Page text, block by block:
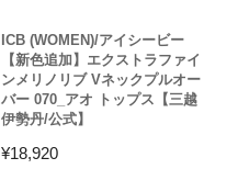
ICB (WOMEN)/アイシービー
【新色追加】エクストラファイ
ンメリノリブ Vネックプルオー
バー 070_アオ トップス【三越
伊勢丹/公式】
¥18,920